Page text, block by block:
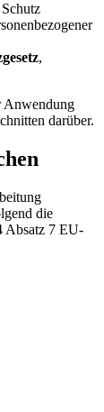
,
Anwendung
darüber.
die
Absatz 7 EU-